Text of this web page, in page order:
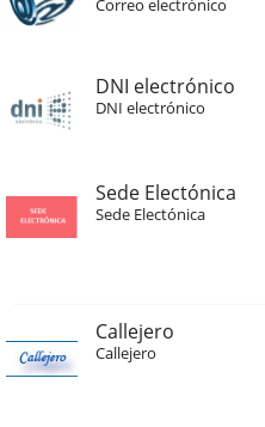
Correo electrónico
DNI electrónico
DNI electrónico
Sede Electónica
Sede Electónica
Callejero
Callejero